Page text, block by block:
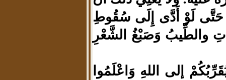
حَتَّى لَوْ أَدَّى إِلَى سُقُوطِ
والطِّيبُ وَصَبْغُ الشَّعْرِ
إلى اللهِ وَاعْلَمُوا